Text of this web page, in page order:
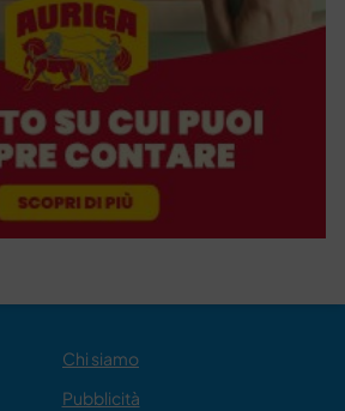
Chi siamo
Pubblicità